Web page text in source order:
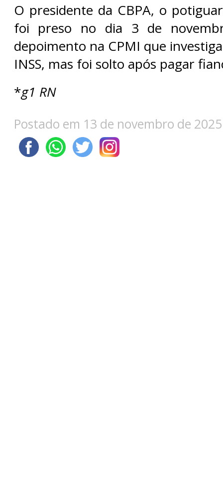
O presidente da CBPA, o
foi preso no dia 3 de
depoimento na CPMI que
INSS, mas foi solto após pagar
*g1 RN
Postado em 13 de novembro de 2025